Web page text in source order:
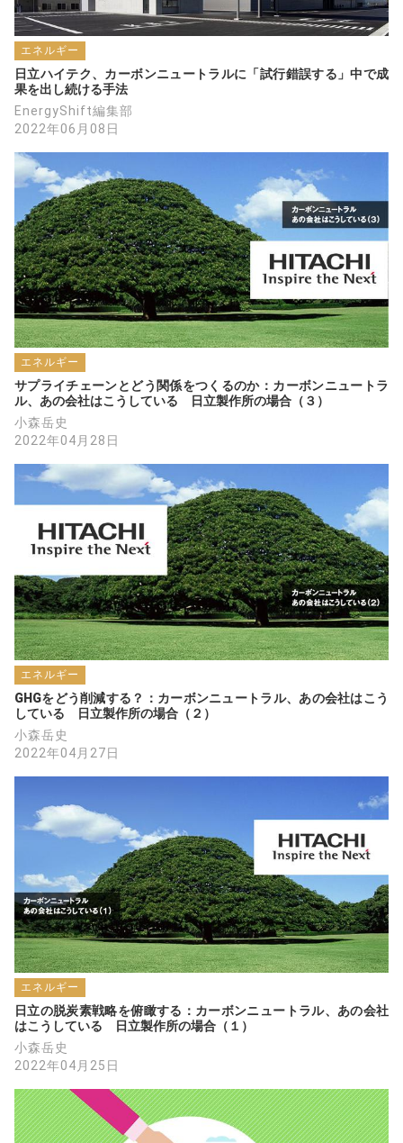
タビュー記事を読みました。
る新会社「出光タジマEV」設立発表会レポー
ト
全国6400か所のSSを起点とするモビリティサ
06994.html
エネルギー
日立ハイテク、カーボンニュートラルに「試行錯誤する」中で成
果を出し続ける手法
EnergyShift編集部
2022年06月08日
エネルギー
サプライチェーンとどう関係をつくるのか：カーボンニュートラ
ル、あの会社はこうしている　日立製作所の場合（３）
小森岳史
2022年04月28日
エネルギー
GHGをどう削減する？：カーボンニュートラル、あの会社はこう
している　日立製作所の場合（２）
小森岳史
2022年04月27日
エネルギー
日立の脱炭素戦略を俯瞰する：カーボンニュートラル、あの会社
はこうしている　日立製作所の場合（１）
小森岳史
2022年04月25日